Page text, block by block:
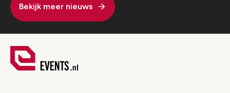
Bekijk meer nieuws